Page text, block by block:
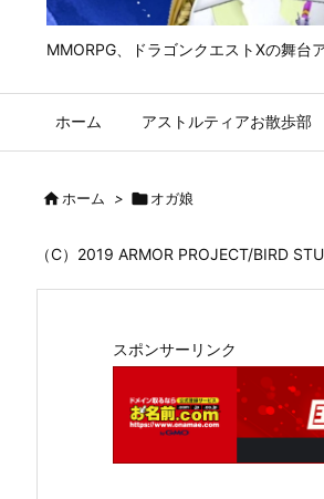
MMORPG、ドラゴンクエストⅩの舞台
ホーム アストルティアお散歩部
ホーム > オガ娘
（C）2019 ARMOR PROJECT/BIRD
スポンサーリンク